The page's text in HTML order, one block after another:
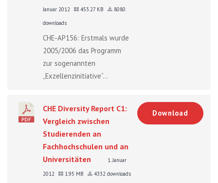
Januar 2012
453.27 KB
8080
downloads
CHE-AP156: Erstmals wurde
2005/2006 das Programm
zur sogenannten
„Exzellenzinitiative“...
CHE Diversity Report C1:
Vergleich zwischen
Studierenden an
Fachhochschulen und an
Universitäten
1. Januar
2012
1.95 MB 4332 downloads
Download